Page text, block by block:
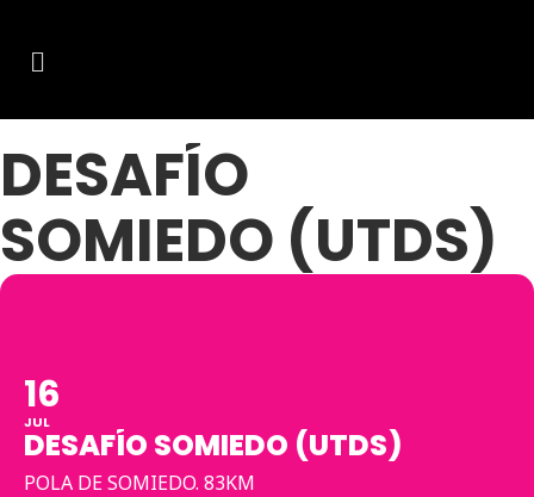
DESAFÍO
SOMIEDO (UTDS)
16
JUL
DESAFÍO SOMIEDO (UTDS)
POLA DE SOMIEDO. 83KM